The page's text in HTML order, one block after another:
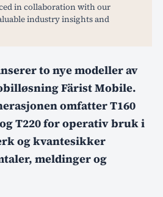
in collaboration with our
industry insights and
to nye modeller av
Färist Mobile.
omfatter T160
T220 for operativ bruk i
og kvantesikker
meldinger og